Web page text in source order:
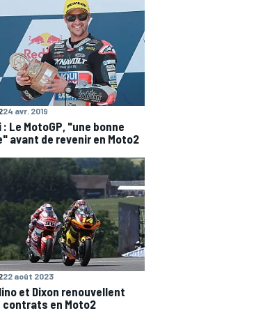
24 avr. 2019
Le MotoGP, "une bonne
avant de revenir en Moto2
22 août 2023
et Dixon renouvellent
contrats en Moto2